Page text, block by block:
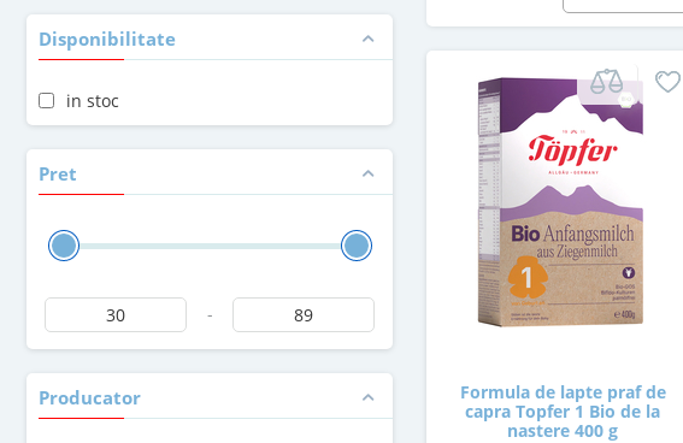
Disponibilitate
in stoc
Pret
-
Producator
Formula de lapte praf de
capra Topfer 1 Bio de la
nastere 400 g